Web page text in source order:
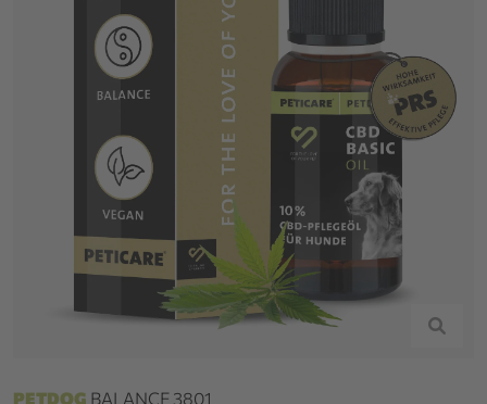
PETDOG BALANCE 3801